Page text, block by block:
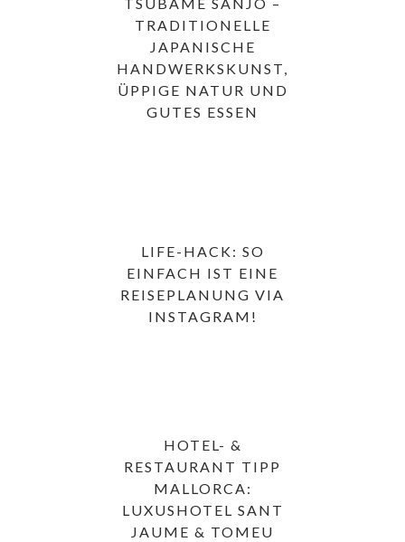
TRADITIONELLE
JAPANISCHE
HANDWERKSKUNST,
ÜPPIGE NATUR UND
GUTES ESSEN
LIFE-HACK: SO
EINFACH IST EINE
REISEPLANUNG VIA
INSTAGRAM!
HOTEL- &
RESTAURANT TIPP
MALLORCA:
LUXUSHOTEL SANT
JAUME & TOMEU